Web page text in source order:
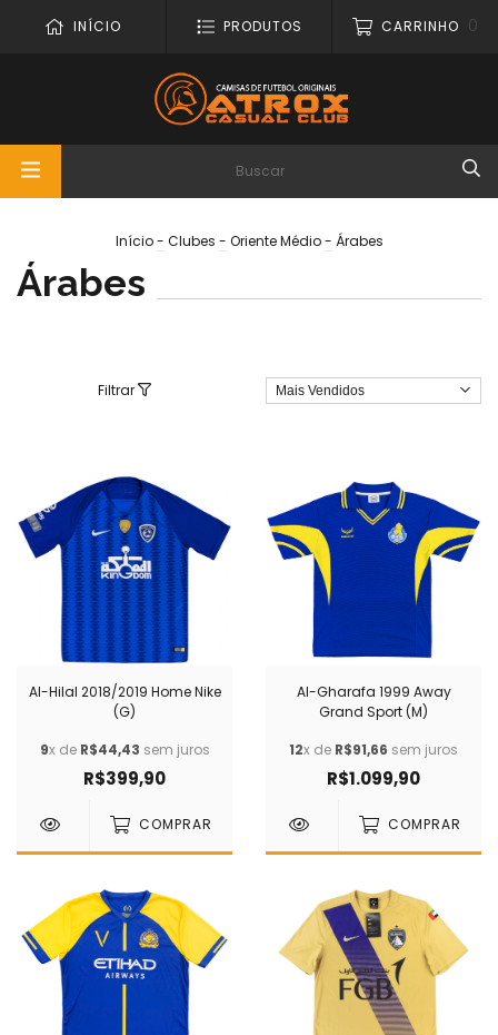
INÍCIO PRODUTOS CARRINHO 0
Início - Clubes - Oriente Médio - Árabes
Árabes
Filtrar
Al-Hilal 2018/2019 Home Nike
(G)
9x de R$44,43 sem juros
R$399,90
COMPRAR
Al-Gharafa 1999 Away
Grand Sport (M)
12x de R$91,66 sem juros
R$1.099,90
COMPRAR